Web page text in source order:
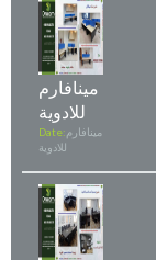
مينافارم
للادوية
Date: مينافارم
للادوية